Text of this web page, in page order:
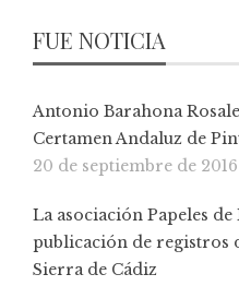
FUE NOTICIA
Antonio Barahona
Certamen Andaluz de
20 de septiembre de 2016
La asociación Papeles
publicación de registros
Sierra de Cádiz